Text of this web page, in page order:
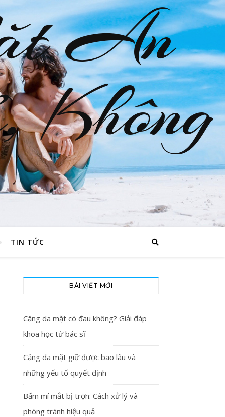
An
Không
TIN TỨC
BÀI VIẾT MỚI
Căng da mặt có đau không? Giải đáp
khoa học từ bác sĩ
Căng da mặt giữ được bao lâu và
những yếu tố quyết định
Bấm mí mắt bị trợn: Cách xử lý và
phòng tránh hiệu quả